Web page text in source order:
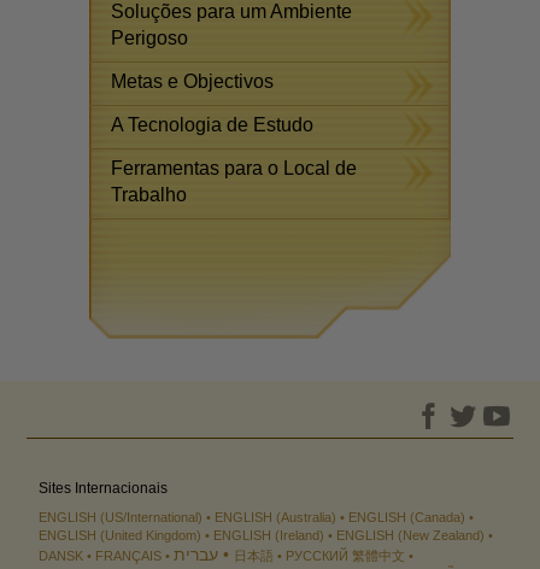
Soluções para um Ambiente
Perigoso
Metas e Objectivos
A Tecnologia de Estudo
Ferramentas para o Local de
Trabalho
Sites Internacionais
ENGLISH (US/International) ENGLISH (Australia)
ENGLISH (Canada)
ENGLISH (United Kingdom)
ENGLISH (Ireland)
ENGLISH (New Zealand)
DANSK
FRANÇAIS עברית 日本語 РУССКИЙ 繁體中文